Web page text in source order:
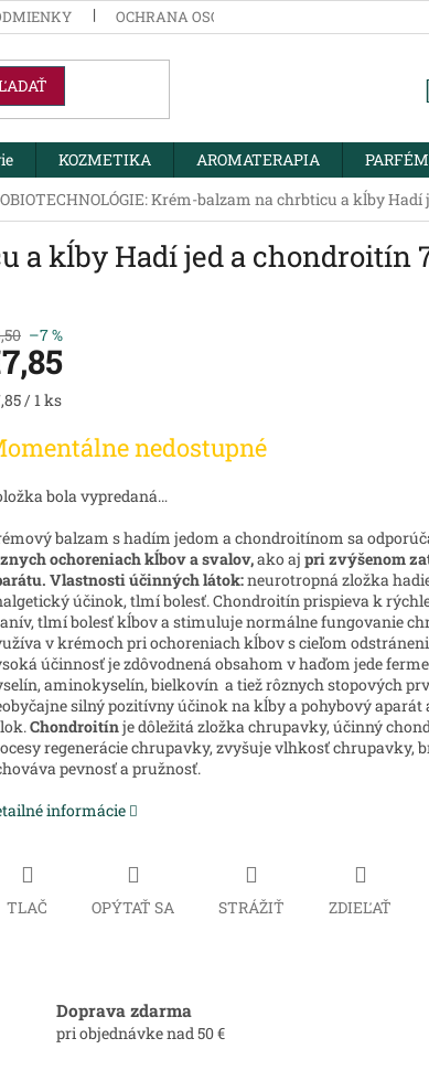
OCHRANA OSOBNÝCH ÚDAJOV
KOZMETIKA AROMATERAPIA
Krém-balzam na chrbticu a kĺby
a kĺby Hadí jed a chondroitín
–7 %
/ 1 ks
nedostupné
bola vypredaná…
balzam s hadím jedom a chondroitínom sa
ochoreniach kĺbova svalov,ako aj pri zvýšenom
Vlastnosti účinných látok:neurotropná zložka
účinok, tlmí bolesť. Chondroitín prispieva k
tlmí bolesť kĺbov a stimuluje normálne fungovanie
v krémoch pri ochoreniach kĺbov s cieľom
účinnosť je zdôvodnená obsahom v haďom jede
aminokyselín, bielkovín a tiež rôznych stopových
silný pozitívny účinok na kĺby a pohybový aparát
Chondroitínje dôležitá zložka chrupavky, účinný
regenerácie chrupavky, zvyšuje vlhkosť chrupavky,
pevnosť a pružnosť.
informácie
TLAČ OPÝTAŤ SA STRÁŽIŤ ZDIEĽAŤ
Doprava zdarma
pri objednávke nad 50 €